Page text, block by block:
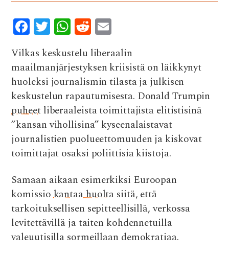
F
ac
e
b
o
o
k
T
w
it
te
r
W
h
at
s
A
p
p
R
e
d
di
t
m
ai
l
Vilkas keskustelu liberaalin
maailmanjärjestyksen kriisistä on läikkynyt
huoleksi journalismin tilasta ja julkisen
keskustelun rapautumisesta. Donald Trumpin
puheetliberaaleista toimittajista elitistisinä
”kansan vihollisina” kyseenalaistavat
journalistien puolueettomuuden ja kiskovat
toimittajat osaksi poliittisia kiistoja.
Samaan aikaan esimerkiksi Euroopan
komissiokantaa huolta siitä, että
tarkoituksellisen sepitteellisillä, verkossa
levitettävillä ja taiten kohdennetuilla
valeuutisilla sormeillaan demokratiaa.